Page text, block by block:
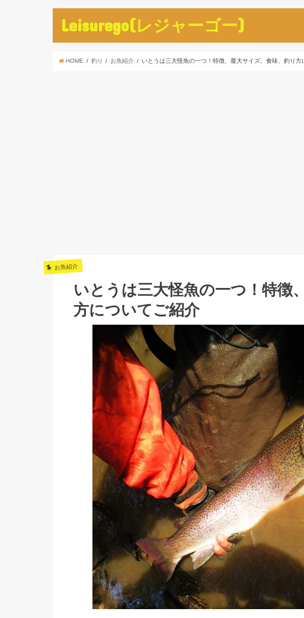
Leisurego(レジャーゴー)
HOME 釣り お魚紹介 いとうは三大怪魚の一つ！特徴、最大サイズ、食味、釣り方
お魚紹介
いとうは三大怪魚の一つ！特徴
方についてご紹介